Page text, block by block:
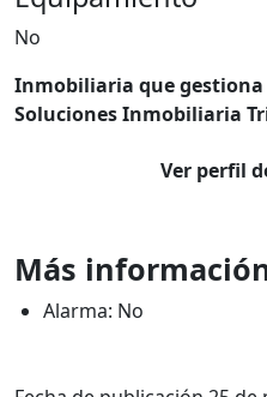
No
Inmobiliaria que gestiona
Soluciones Inmobiliaria
Ver perfil
Más
Alarma: No